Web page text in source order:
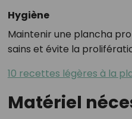
Hygiène
Maintenir une plancha
sains et évite la
10 recettes légères à la
Matériel